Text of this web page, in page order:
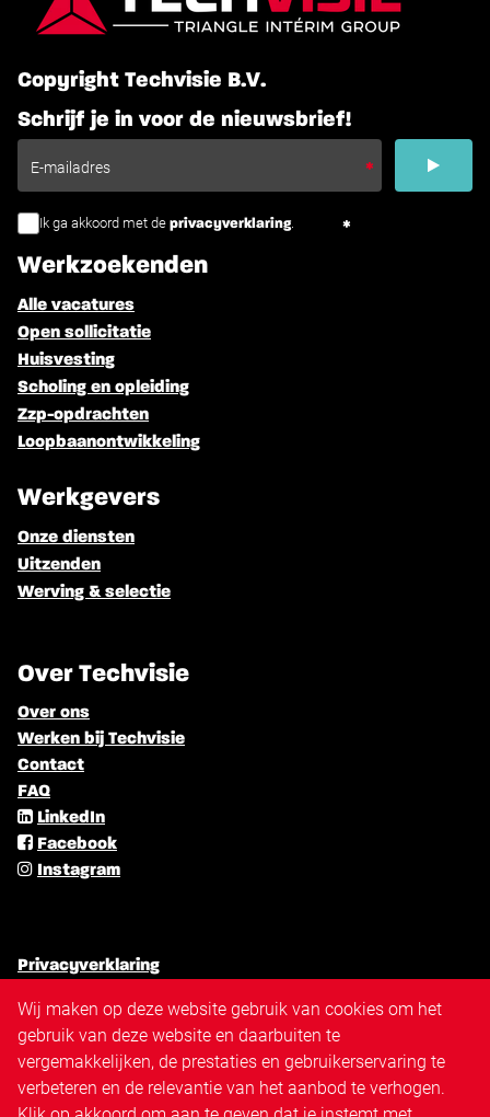
Copyright Techvisie B.V.
Schrijf je in voor de nieuwsbrief!
Ik ga akkoord met de privacyverklaring.
Werkzoekenden
Alle vacatures
Open sollicitatie
Huisvesting
Scholing en opleiding
Zzp-opdrachten
Loopbaanontwikkeling
Werkgevers
Onze diensten
Uitzenden
Werving & selectie
Over Techvisie
Over ons
Werken bij Techvisie
Contact
FAQ
LinkedIn
Facebook
Instagram
Privacyverklaring
Cookiebeleid
Antidiscriminatiebeleid
Disclaimer
Sitemap
Wij maken op deze website gebruik van cookies om het
gebruik van deze website en daarbuiten te
vergemakkelijken, de prestaties en gebruikerservaring te
verbeteren en de relevantie van het aanbod te verhogen.